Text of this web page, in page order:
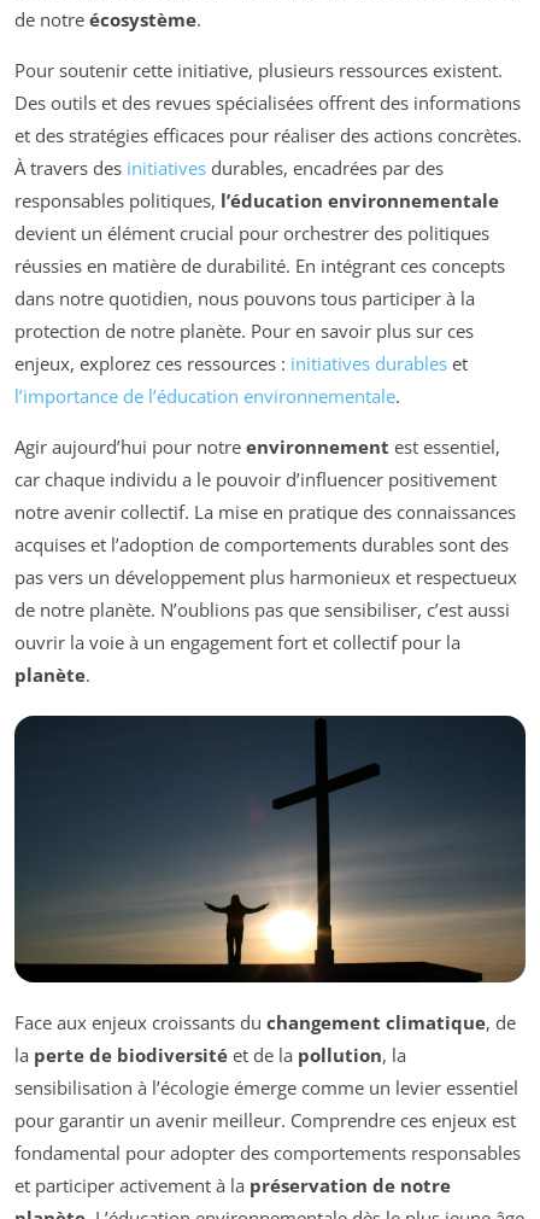
de notre écosystème.
Pour soutenir cette initiative, plusieurs ressources existent.
Des outils et des revues spécialisées offrent des informations
et des stratégies efficaces pour réaliser des actions concrètes.
À travers des initiatives durables, encadrées par des
responsables politiques, l’éducation environnementale
devient un élément crucial pour orchestrer des politiques
réussies en matière de durabilité. En intégrant ces concepts
dans notre quotidien, nous pouvons tous participer à la
protection de notre planète. Pour en savoir plus sur ces
enjeux, explorez ces ressources : initiatives durables et
l’importance de l’éducation environnementale.
Agir aujourd’hui pour notre environnement est essentiel,
car chaque individu a le pouvoir d’influencer positivement
notre avenir collectif. La mise en pratique des connaissances
acquises et l’adoption de comportements durables sont des
pas vers un développement plus harmonieux et respectueux
de notre planète. N’oublions pas que sensibiliser, c’est aussi
ouvrir la voie à un engagement fort et collectif pour la
planète.
Face aux enjeux croissants du changement climatique, de
la perte de biodiversité et de la pollution, la
sensibilisation à l’écologie émerge comme un levier essentiel
pour garantir un avenir meilleur. Comprendre ces enjeux est
fondamental pour adopter des comportements responsables
et participer activement à la préservation de notre